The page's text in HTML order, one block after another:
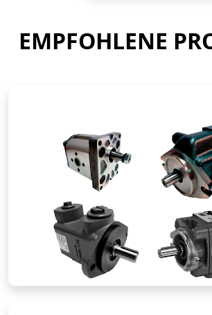
EMPFOHLENE